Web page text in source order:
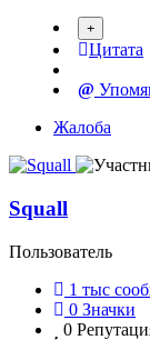
Цитата
Жалоба
Squall
Пользователь
1 тыс
0 Значки
0